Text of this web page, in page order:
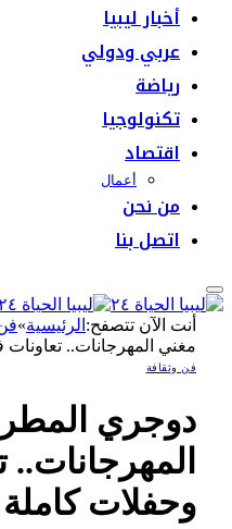
أخبار ليبيا
عربي ودولي
رياضة
تكنولوجيا
اقتصاد
أعمال
من نحن
اتصل بنا
أنت الآن تتصفح:الرئيسية»فن
مغني المهرجانات.. تعاونات
فن وثقافة
دوجري
المهرجانات..
وحفلات كاملة